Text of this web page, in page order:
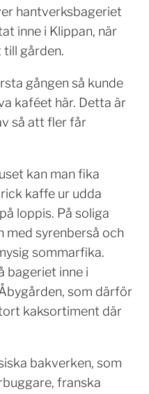
hantverksbageriet
inne i Klippan, när
gården.
gången så kunde
kaféet här. Detta är
så att fler får
kan man fika
kaffe ur udda
loppis. På soliga
med syrenberså och
sommarfika.
bageriet inne i
som därför
kaksortiment där
bakverken, som
franska